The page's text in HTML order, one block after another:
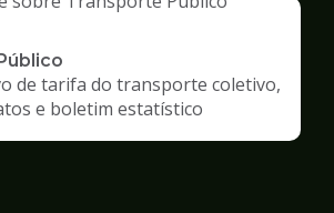
de tarifa do transporte coletivo,
e boletim estatístico